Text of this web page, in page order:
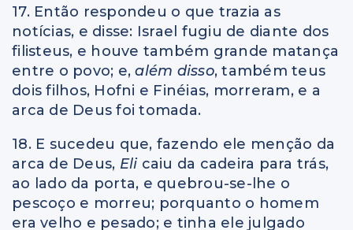
17. Então respondeu o que trazia as
notícias, e disse: Israel fugiu de diante dos
filisteus, e houve também grande matança
entre o povo; e,além disso, também teus
dois filhos, Hofni e Finéias, morreram, e a
arca de Deus foi tomada.
18. E sucedeu que, fazendo ele menção da
arca de Deus, Eli caiu da cadeira para trás,
ao lado da porta, e quebrou-se-lhe o
pescoço e morreu; porquanto o homem
era velho e pesado; e tinha ele julgado